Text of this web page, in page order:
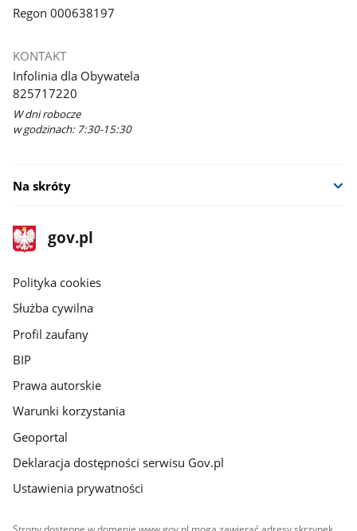
Regon 000638197
KONTAKT
Infolinia dla Obywatela
825717220
W dni robocze
w godzinach: 7:30-15:30
Na skróty
stopka
gov.pl
Strona
gov.pl
gov.pl
Polityka cookies
Służba cywilna
Profil zaufany
BIP
Prawa autorskie
Warunki korzystania
Geoportal
Deklaracja dostępności serwisu Gov.pl
Ustawienia prywatności